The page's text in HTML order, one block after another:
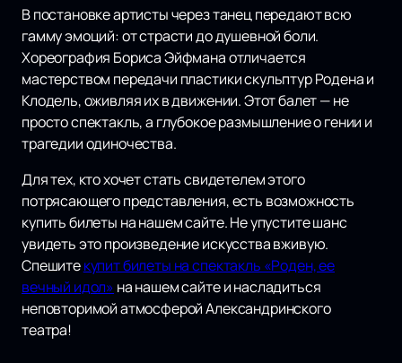
В постановке артисты через танец передают всю
гамму эмоций: от страсти до душевной боли.
Хореография Бориса Эйфмана отличается
мастерством передачи пластики скульптур Родена и
Клодель, оживляя их в движении. Этот балет — не
просто спектакль, а глубокое размышление о гении и
трагедии одиночества.
Для тех, кто хочет стать свидетелем этого
потрясающего представления, есть возможность
купить билеты на нашем сайте. Не упустите шанс
увидеть это произведение искусства вживую.
Спешитекупит билеты на спектакль «Роден, ее
вечный идол» на нашем сайте и насладиться
неповторимой атмосферой Александринского
театра!